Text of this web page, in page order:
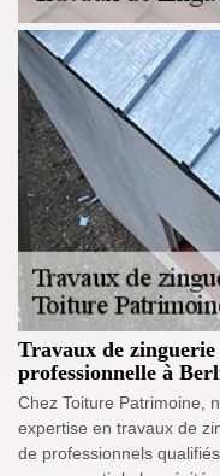
Travaux de
professionnelle à
Chez Toiture Patrimoine,
expertise en travaux de
de professionnels